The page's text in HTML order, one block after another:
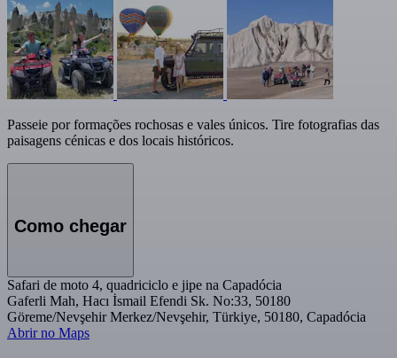
Passeie por formações rochosas e vales únicos. Tire fotografias das
paisagens cénicas e dos locais históricos.
Como chegar
Safari de moto 4, quadriciclo e jipe na Capadócia
Gaferli Mah, Hacı İsmail Efendi Sk. No:33, 50180
Göreme/Nevşehir Merkez/Nevşehir, Türkiye, 50180, Capadócia
Abrir no Maps